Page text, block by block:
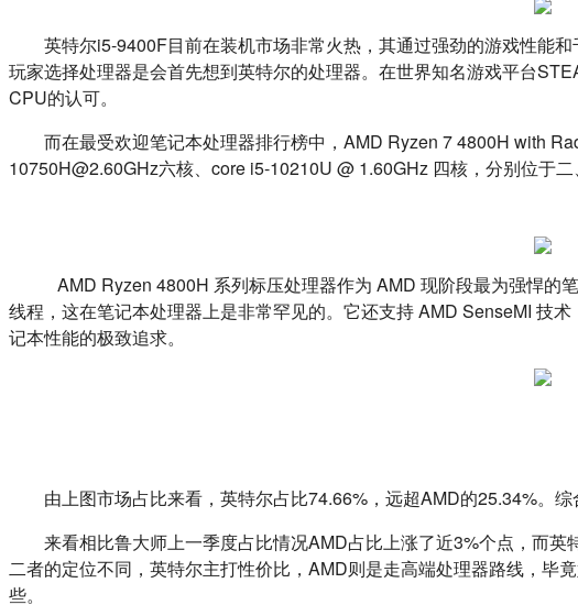
玩家选择处理器是会首先想到英特尔的处理器。在世界知名游戏平台
CPU的认可。
10750H@2.60GHz六核、core i5-10210U @ 1.60GHz 四核，分别位于二
线程，这在笔记本处理器上是非常罕见的。它还支持 AMD SenseMI 技
记本性能的极致追求。
由上图市场占比来看，英特尔占比74.66%，远超AMD的25.34%。综
二者的定位不同，英特尔主打性价比，AMD则是走高端处理器路线，毕
些。